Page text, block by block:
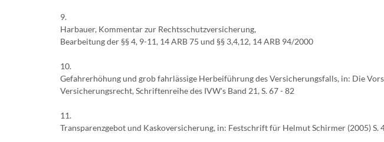
9.
Harbauer, Kommentar zur Rechtsschutzversicherung,
Bearbeitung der §§ 4, 9-11, 14 ARB 75 und §§ 3,4,12, 14 ARB 94/2000
10.
Gefahrerhöhung und grob fahrlässige Herbeiführung des Versicherungsfalls, in: Die
Versicherungsrecht, Schriftenreihe des IVW's Band 21, S. 67 - 82
11.
Transparenzgebot und Kaskoversicherung, in: Festschrift für Helmut Schirmer (2005) S.